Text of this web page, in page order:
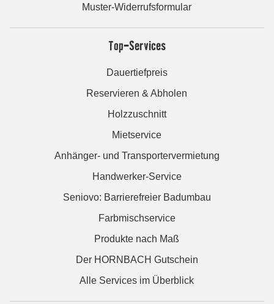
Muster-Widerrufsformular
Top-Services
Dauertiefpreis
Reservieren & Abholen
Holzzuschnitt
Mietservice
Anhänger- und Transportervermietung
Handwerker-Service
Seniovo: Barrierefreier Badumbau
Farbmischservice
Produkte nach Maß
Der HORNBACH Gutschein
Alle Services im Überblick